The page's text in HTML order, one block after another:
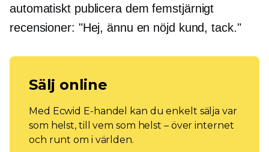
automatiskt publicera demfemstjärnigt
recensioner: "Hej, ännu en nöjd kund, tack."
Sälj online
Med Ecwid E-handel kan du enkelt sälja var
som helst, till vem som helst – över internet
och runt om i världen.